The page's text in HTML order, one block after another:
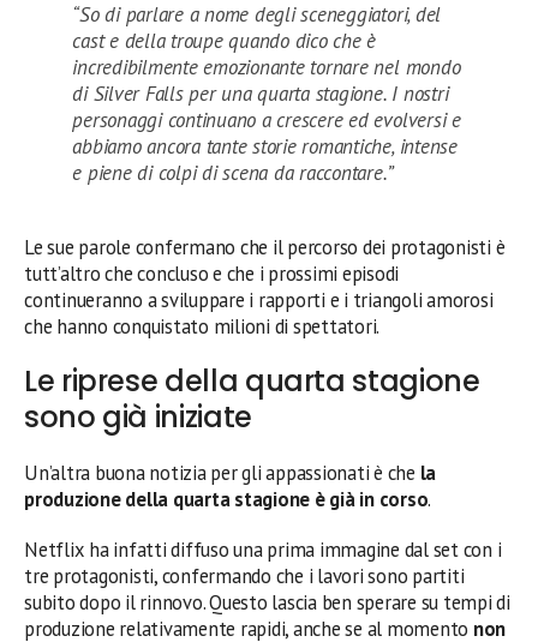
“So di parlare a nome degli sceneggiatori, del
cast e della troupe quando dico che è
incredibilmente emozionante tornare nel mondo
di Silver Falls per una quarta stagione. I nostri
personaggi continuano a crescere ed evolversi e
abbiamo ancora tante storie romantiche, intense
e piene di colpi di scena da raccontare.”
Le sue parole confermano che il percorso dei protagonisti è
tutt’altro che concluso e che i prossimi episodi
continueranno a sviluppare i rapporti e i triangoli amorosi
che hanno conquistato milioni di spettatori.
Le riprese della quarta stagione
sono già iniziate
Un’altra buona notizia per gli appassionati è che la
produzione della quarta stagione è già in corso.
Netflix ha infatti diffuso una prima immagine dal set con i
tre protagonisti, confermando che i lavori sono partiti
subito dopo il rinnovo. Questo lascia ben sperare su tempi di
produzione relativamente rapidi, anche se al momento non